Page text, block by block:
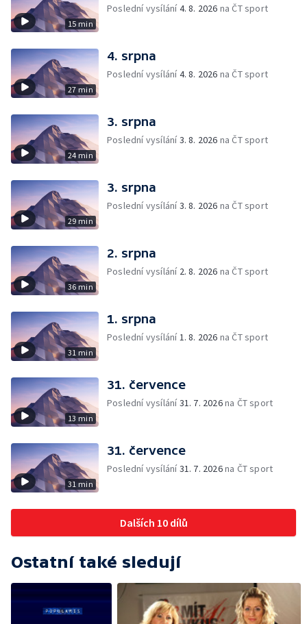
15 min
Poslední vysílání4. 8. 2026 na ČT sport
27 min
4. srpna
Poslední vysílání4. 8. 2026 na ČT sport
24 min
3. srpna
Poslední vysílání3. 8. 2026 na ČT sport
29 min
3. srpna
Poslední vysílání3. 8. 2026 na ČT sport
36 min
2. srpna
Poslední vysílání 2. 8. 2026 na ČT sport
31 min
1. srpna
Poslední vysílání1. 8. 2026 na ČT sport
13 min
31. července
Poslední vysílání31. 7. 2026na ČT sport
31 min
31. července
Poslední vysílání31. 7. 2026na ČT sport
Dalších 10 dílů
Ostatní také sledují